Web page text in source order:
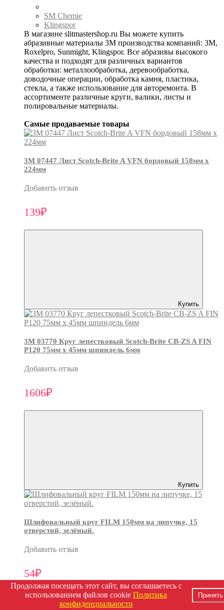
SM Chemie
Klingspor
В магазине slitmastershop.ru Вы можете купить
абразивные материалы 3М производства компаний: 3М,
Roxelpro, Sunmight, Klingspor. Все абразивы высокого
качества и подходят для различных вариантов
обработки: металлообработка, деревообработка,
доводочные операции, обработка камня, пластика,
стекла, а также использование для авторемонта. В
ассортименте различные круги, валики, листы и
полировальные материалы.
Самые продаваемые товары
3М 07447 Лист Scotch-Brite A VFN бордовый 158мм х
224мм
Добавить отзыв
139₽
Купить
3М 03770 Круг лепестковый Scotch-Brite CB-ZS A FIN
P120 75мм х 45мм шпиндель 6мм
Добавить отзыв
1606₽
Купить
Шлифовальный круг FILM 150мм на липучке, 15
отверстий, зелёный.
Добавить отзыв
54₽
Продолжая посещать этот сайт, вы соглашаетесь с
использованием файлов cookie Политика
конфиденциальности
Принять